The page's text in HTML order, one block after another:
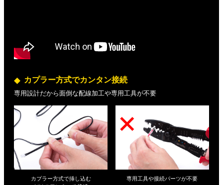
カプラー方式でカンタン接続
専用設計だから面倒な配線加工や専用工具が不要
カプラー方式で挿し込む
専用工具や接続パーツが不要